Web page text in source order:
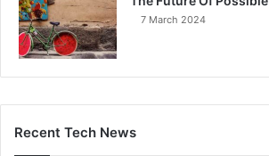
7 March 2024
Recent Tech News